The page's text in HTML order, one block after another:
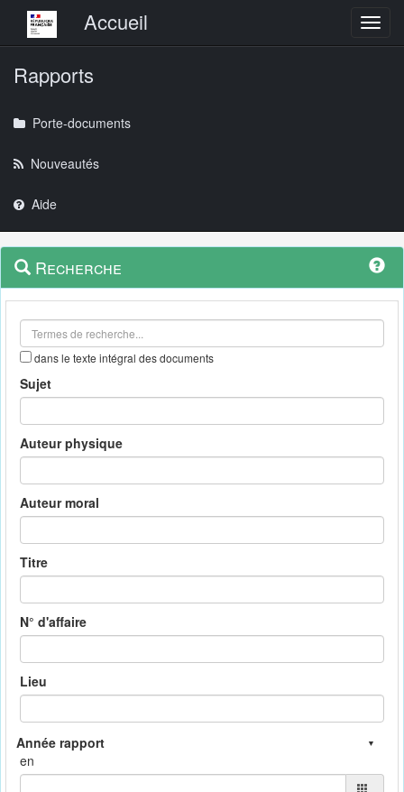
Menu principalAccueil
Rapports
Porte-documents
Nouveautés
Aide
Navigation
outils
Menu
contextuel
Recherche
dans le texte intégral des documents
Sujet
Auteur physique
Auteur moral
Titre
N° d'affaire
Lieu
en